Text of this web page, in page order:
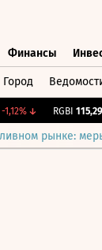
Финансы
Город
↓ RGBI 115,29
рынке: